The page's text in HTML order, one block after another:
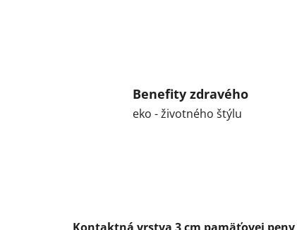
Benefity zdravého
eko - životného štýlu